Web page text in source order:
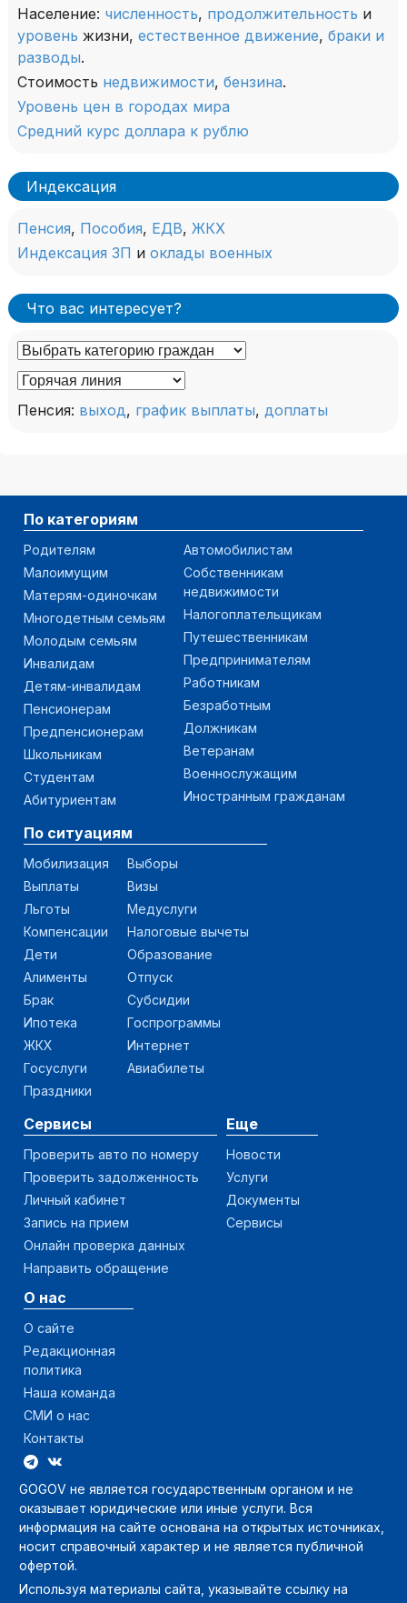
Население: численность, продолжительность и
уровень жизни, естественное движение, браки и
разводы.
Стоимость недвижимости, бензина.
Уровень цен в городах мира
Средний курс доллара к рублю
Индексация
Пенсия, Пособия, ЕДВ, ЖКХ
Индексация ЗП и оклады военных
Что вас интересует?
Пенсия: выход, график выплаты, доплаты
По категориям
Родителям
Малоимущим
Матерям-одиночкам
Многодетным семьям
Молодым семьям
Инвалидам
Детям-инвалидам
Пенсионерам
Предпенсионерам
Школьникам
Студентам
Абитуриентам
Автомобилистам
Собственникам
недвижимости
Налогоплательщикам
Путешественникам
Предпринимателям
Работникам
Безработным
Должникам
Ветеранам
Военнослужащим
Иностранным гражданам
По ситуациям
Мобилизация
Выплаты
Льготы
Компенсации
Дети
Алименты
Брак
Ипотека
ЖКХ
Госуслуги
Праздники
Выборы
Визы
Медуслуги
Налоговые вычеты
Образование
Отпуск
Субсидии
Госпрограммы
Интернет
Авиабилеты
Сервисы
Проверить авто по номеру
Проверить задолженность
Личный кабинет
Запись на прием
Онлайн проверка данных
Направить обращение
Еще
Новости
Услуги
Документы
Сервисы
О нас
О сайте
Редакционная
политика
Наша команда
СМИ о нас
Контакты
GOGOV не является государственным органом и не
оказывает юридические или иные услуги. Вся
информация на сайте основана на открытых источниках,
носит справочный характер и не является публичной
офертой.
Используя материалы сайта, указывайте ссылку на